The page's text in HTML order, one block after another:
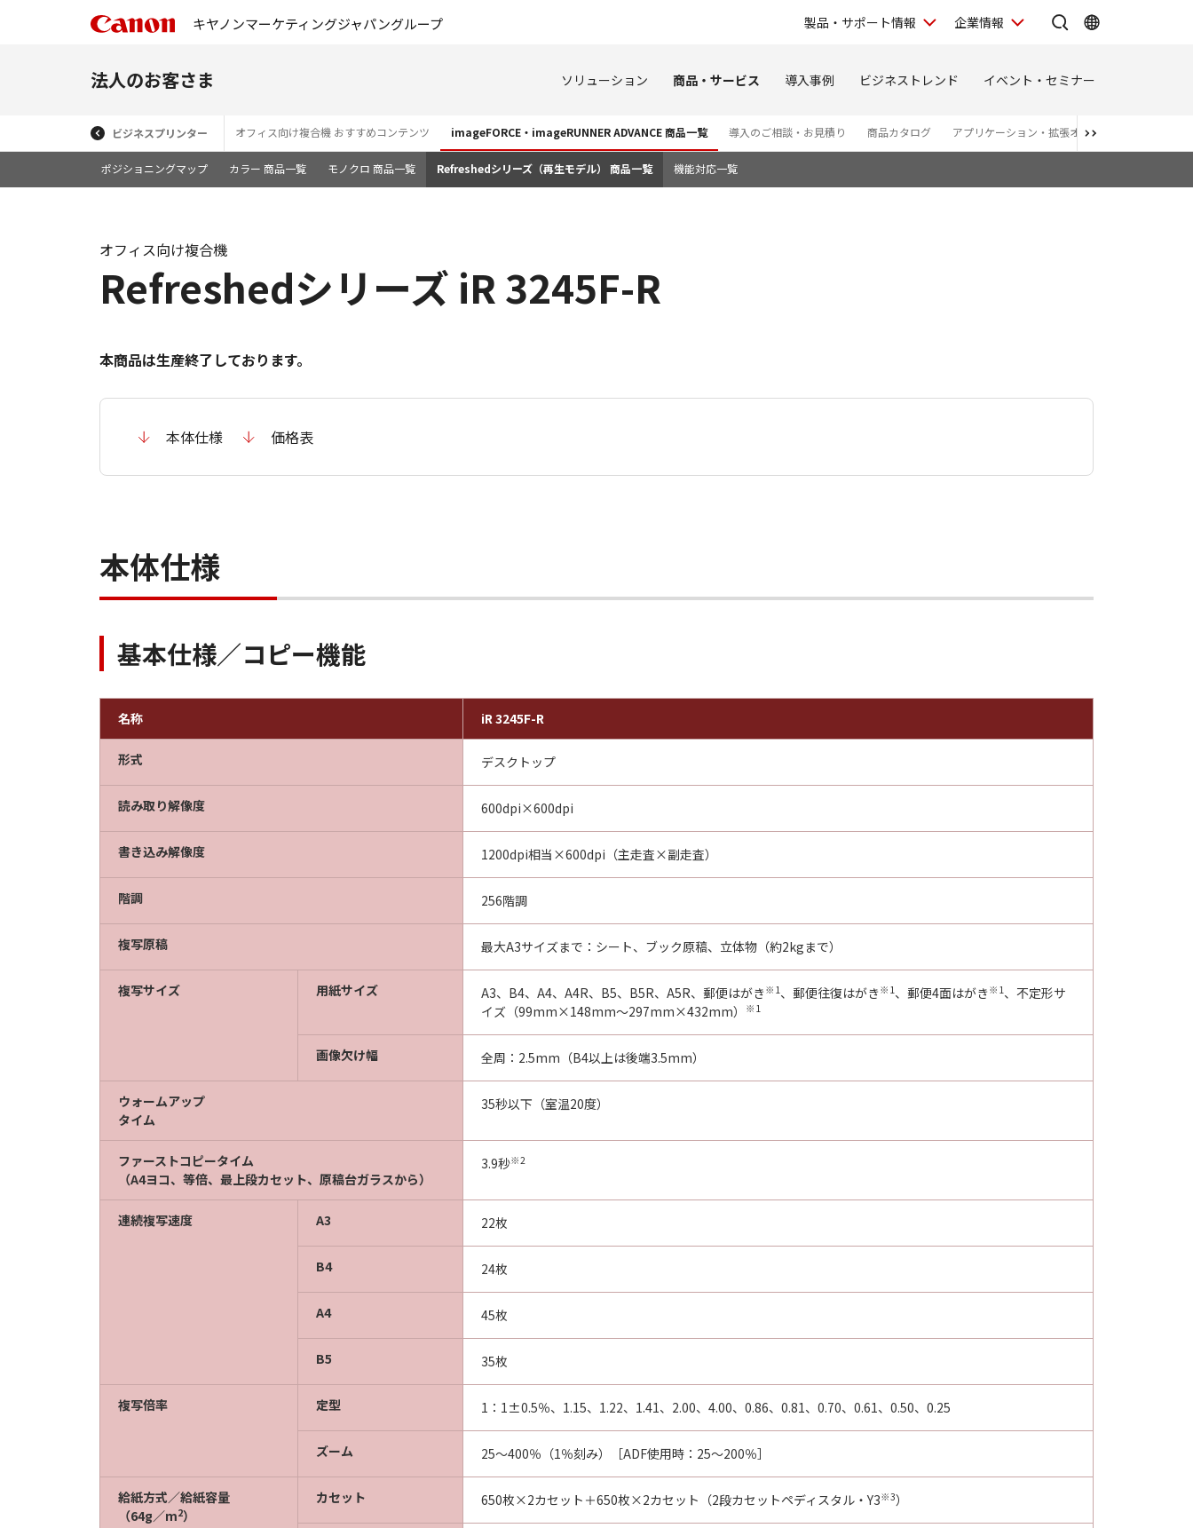
キヤノンマーケティングジャパングループ 製品・サポート情報 企業情報
法人のお客さま ソリューション 商品・サービス 導入事例 ビジネストレンド イベント・セミナー
ビジネスプリンター オフィス向け複合機 おすすめコンテンツ imageFORCE・imageRUNNER ADVANCE 商品一覧 導入のご相談・お見積り 商品カタログ アプリケーション・拡張オプション
ポジショニングマップ カラー 商品一覧 モノクロ 商品一覧 Refreshedシリーズ（再生モデル） 商品一覧 機能対応一覧
Refreshedシリーズ iR 3245F-R
オフィス向け複合機
本商品は生産終了しております。
本体仕様 価格表
本体仕様
基本仕様／コピー機能
名称 iR 3245F-R
形式 デスクトップ
読み取り解像度 600dpi×600dpi
書き込み解像度 1200dpi相当×600dpi（主走査×副走査）
階調 256階調
複写原稿 最大A3サイズまで：シート、ブック原稿、立体物（約2kgまで）
複写サイズ 用紙サイズ A3、B4、A4、A4R、B5、B5R、A5R、郵便はがき ※1 、郵便往復はがき ※1 、郵便4面はがき ※1 、不定形サ
イズ（99mm×148mm～297mm×432mm）
※1
画像欠け幅 全周：2.5mm（B4以上は後端3.5mm）
ウォームアップ
タイム
35秒以下（室温20度）
ファーストコピータイム
（A4ヨコ、等倍、最上段カセット、原稿台ガラスから）
3.9秒※2
連続複写速度 A3 22枚
B4 24枚
A4 45枚
B5 35枚
複写倍率 定型 1：1±0.5％、1.15、1.22、1.41、2.00、4.00、0.86、0.81、0.70、0.61、0.50、0.25
ズーム 25～400％（1％刻み）［ADF使用時：25～200％］
給紙方式／給紙容量
（64g／m2）
カセット 650枚×2カセット＋650枚×2カセット（2段カセットペディスタル・Y3※3）